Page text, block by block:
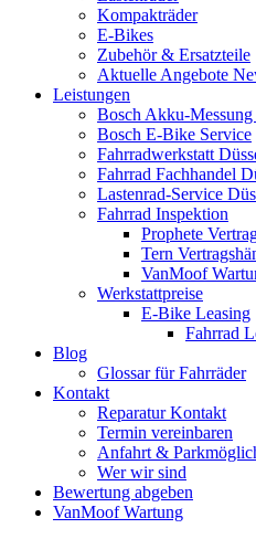
Kompakträder
E-Bikes
Zubehör & Ersatzteile
Aktuelle Angebote
Leistungen
Bosch Akku-Messung
Bosch E-Bike Service
Fahrradwerkstatt
Fahrrad Fachhandel
Lastenrad-Service
Fahrrad Inspektion
Prophete
Tern
VanMoof
Werkstattpreise
E-Bike Leasing
Fahrrad
Blog
Glossar für Fahrräder
Kontakt
Reparatur Kontakt
Termin vereinbaren
Anfahrt &
Wer wir sind
Bewertung abgeben
VanMoof Wartung